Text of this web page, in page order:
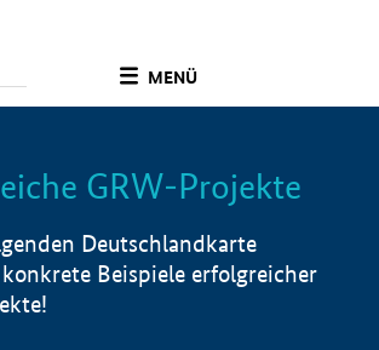
MENÜ
Info
GRW-Projekte
Deutschlandkarte
Beispiele erfolgreicher